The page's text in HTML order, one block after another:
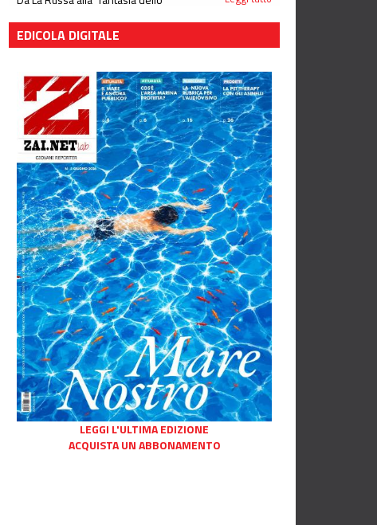
meritano
EDICOLA DIGITALE
LEGGI L'ULTIMA EDIZIONE
ACQUISTA UN ABBONAMENTO